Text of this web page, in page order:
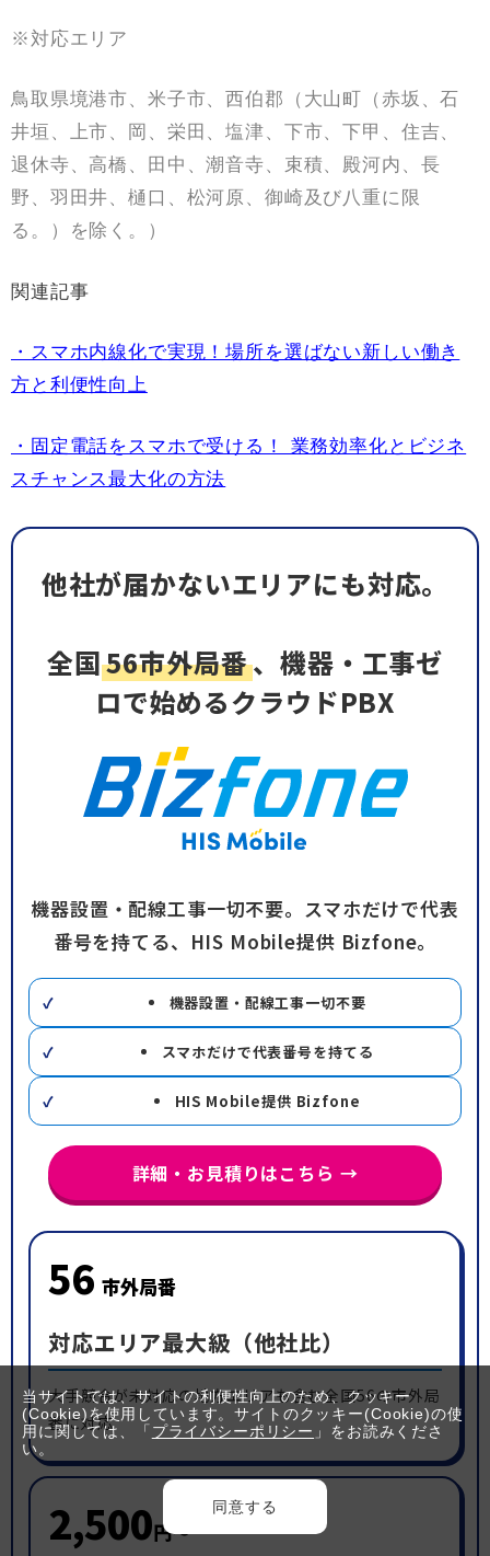
※対応エリア
鳥取県境港市、米子市、西伯郡（大山町（赤坂、石
井垣、上市、岡、栄田、塩津、下市、下甲、住吉、
退休寺、高橋、田中、潮音寺、束積、殿河内、長
野、羽田井、樋口、松河原、御崎及び八重に限
る。）を除く。）
関連記事
・スマホ内線化で実現！場所を選ばない新しい働き
方と利便性向上
・固定電話をスマホで受ける！ 業務効率化とビジネ
スチャンス最大化の方法
他社が届かないエリアにも対応。
全国56市外局番、機器・工事ゼ
ロで始めるクラウドPBX
機器設置・配線工事一切不要。スマホだけで代表
番号を持てる、HIS Mobile提供 Bizfone。
機器設置・配線工事一切不要
スマホだけで代表番号を持てる
HIS Mobile提供 Bizfone
詳細・お見積りはこちら →
56 市外局番
対応エリア最大級（他社比）
大手競合が未対応の地方エリアも含む全国56の市外局
番に対応
2,500円〜
当サイトでは、サイトの利便性向上のため、クッキー
(Cookie)を使用しています。サイトのクッキー(Cookie)の使
用に関しては、「 プライバシーポリシー 」をお読みくださ
い。
同意する